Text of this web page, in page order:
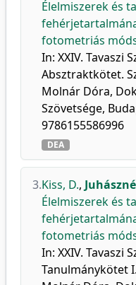
Élelmiszerek és
fotometriás
In: XXIV. Tavaszi
Absztraktkötet.
Molnár Dóra,
Szövetsége,
9786155586996
DEA
3.Kiss, D.,
Élelmiszerek és
fotometriás
In: XXIV. Tavaszi
Tanulmánykötet